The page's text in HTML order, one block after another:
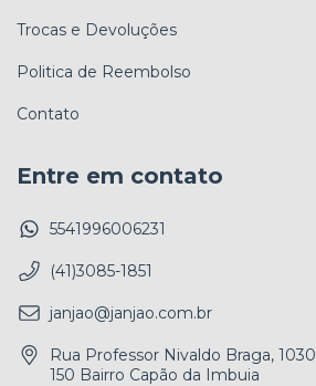
Trocas e Devoluções
Politica de Reembolso
Contato
Entre em contato
5541996006231
(41)3085-1851
janjao@janjao.com.br
Rua Professor Nivaldo Braga,
150 Bairro Capão da Imbuia